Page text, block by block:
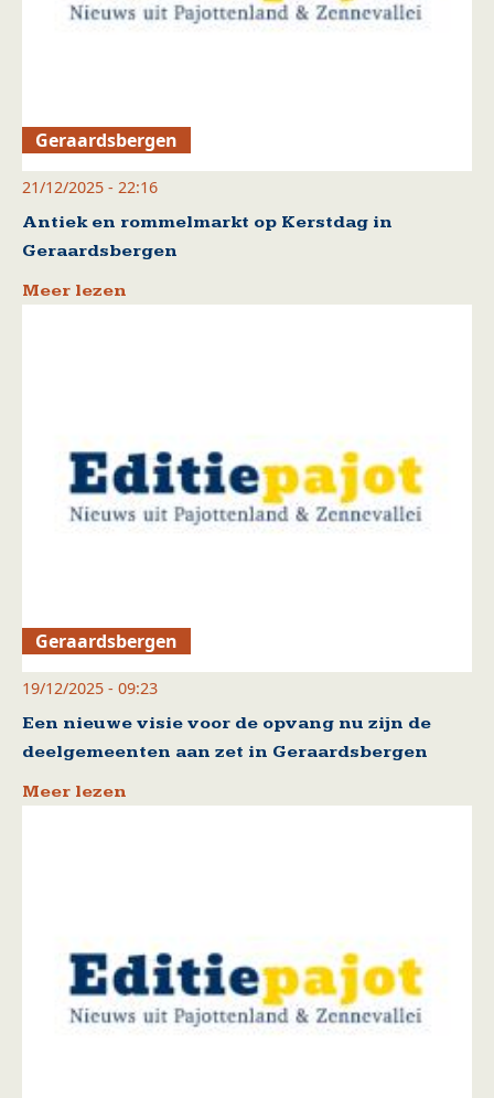
Geraardsbergen
21/12/2025 - 22:16
Antiek en rommelmarkt op Kerstdag in
Geraardsbergen
Meer lezen
Geraardsbergen
19/12/2025 - 09:23
Een nieuwe visie voor de opvang nu zijn de
deelgemeenten aan zet in Geraardsbergen
Meer lezen